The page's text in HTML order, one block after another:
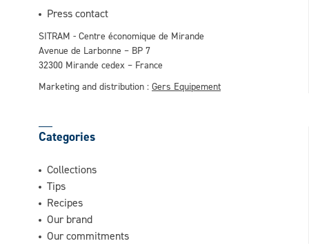
This question is for testing whether or not
you are a human visitor and to prevent
automated spam submissions.
Press contact
SITRAM - Centre économique de Mirande
Avenue de Larbonne – BP 7
32300 Mirande cedex – France
Marketing and distribution : Gers Equipement
Categories
Collections
Tips
Recipes
Our brand
Our commitments